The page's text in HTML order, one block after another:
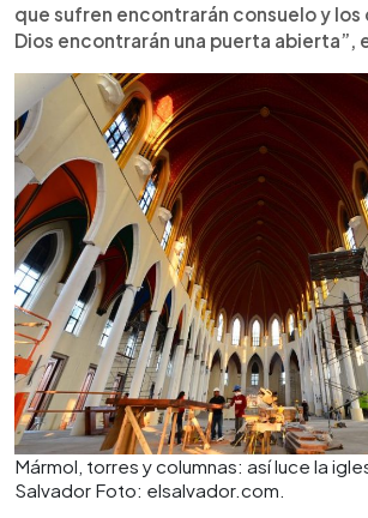
que sufren encontrarán consuelo y los
Dios encontrarán una puerta abierta”,
Mármol, torres y columnas: así luce la
Salvador Foto: elsalvador.com.